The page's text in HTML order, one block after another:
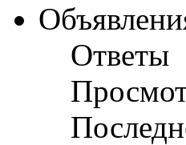
Ответы